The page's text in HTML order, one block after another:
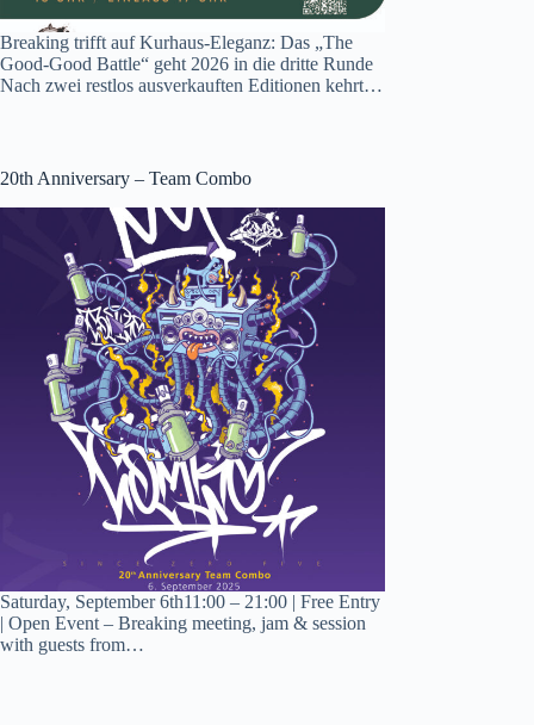
Breaking trifft auf Kurhaus-Eleganz: Das „The
Good-Good Battle“ geht 2026 in die dritte Runde
Nach zwei restlos ausverkauften Editionen kehrt…
20th Anniversary – Team Combo
Saturday, September 6th11:00 – 21:00 | Free Entry
| Open Event – Breaking meeting, jam & session
with guests from…